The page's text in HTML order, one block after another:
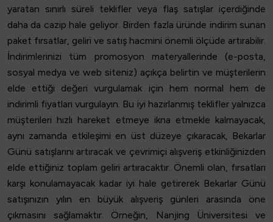
yaratan sınırlı süreli teklifler veya flaş satışlar içerdiğinde
daha da cazip hale geliyor. Birden fazla üründe indirim sunan
paket fırsatlar, geliri ve satış hacmini önemli ölçüde artırabilir.
İndirimlerinizi tüm promosyon materyallerinde (e-posta,
sosyal medya ve web siteniz) açıkça belirtin ve müşterilerin
elde ettiği değeri vurgulamak için hem normal hem de
indirimli fiyatları vurgulayın. Bu iyi hazırlanmış teklifler yalnızca
müşterileri hızlı hareket etmeye ikna etmekle kalmayacak,
aynı zamanda etkileşimi en üst düzeye çıkaracak, Bekarlar
Günü satışlarını artıracak ve çevrimiçi alışveriş etkinliğinizden
elde ettiğiniz toplam geliri artıracaktır. Önemli olan, fırsatları
karşı konulamayacak kadar iyi hale getirerek Bekarlar Günü
satışınızın yılın en büyük alışveriş günleri arasında öne
çıkmasını sağlamaktır. Örneğin, Nanjing Üniversitesi ve